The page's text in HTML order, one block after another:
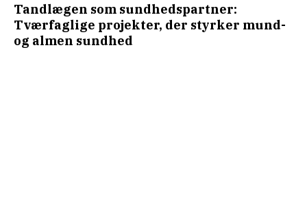
Tandlægen som sundhedspartner:
Tværfaglige projekter, der styrker mund-
og almen sundhed